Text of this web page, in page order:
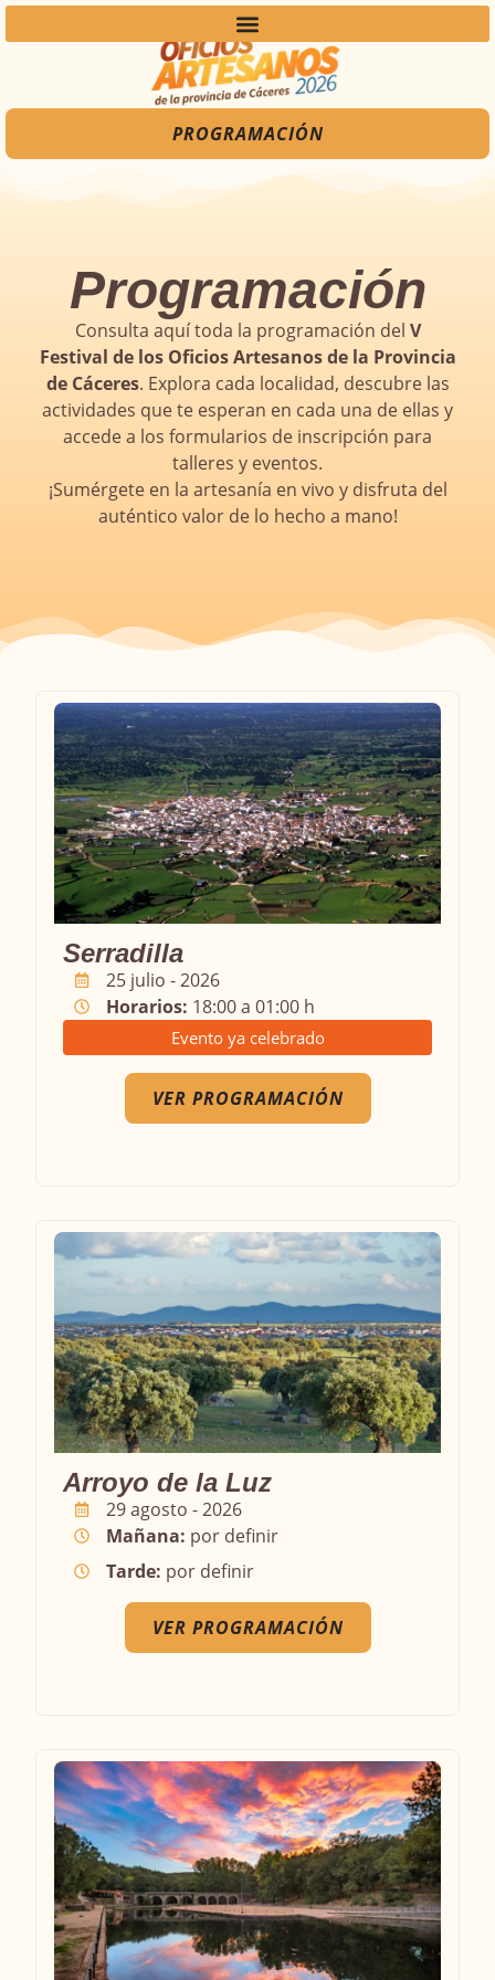
PROGRAMACIÓN
Programación
Consulta aquí toda la programación del V
Festival de los Oficios Artesanos de la Provincia
de Cáceres. Explora cada localidad, descubre las
actividades que te esperan en cada una de ellas y
accede a los formularios de inscripción para
talleres y eventos.
¡Sumérgete en la artesanía en vivo y disfruta del
auténtico valor de lo hecho a mano!
Serradilla
25 julio - 2026
Horarios: 18:00 a 01:00 h
Evento ya celebrado
VER PROGRAMACIÓN
Arroyo de la Luz
29 agosto - 2026
Mañana: por definir
Tarde: por definir
VER PROGRAMACIÓN